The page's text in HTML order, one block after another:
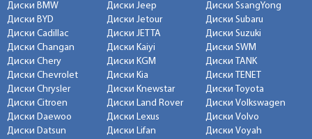
Диски BMW
Диски BYD
Диски Cadillac
Диски Changan
Диски Chery
Диски Chevrolet
Диски Chrysler
Диски Citroen
Диски Daewoo
Диски Datsun
Диски Jeep
Диски Jetour
Диски JETTA
Диски Kaiyi
Диски KGM
Диски Kia
Диски Knewstar
Диски Land Rover
Диски Lexus
Диски Lifan
Диски SsangYong
Диски Subaru
Диски Suzuki
Диски SWM
Диски TANK
Диски TENET
Диски Toyota
Диски Volkswagen
Диски Volvo
Диски Voyah